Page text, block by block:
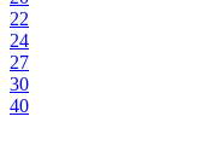
22
24
27
30
40